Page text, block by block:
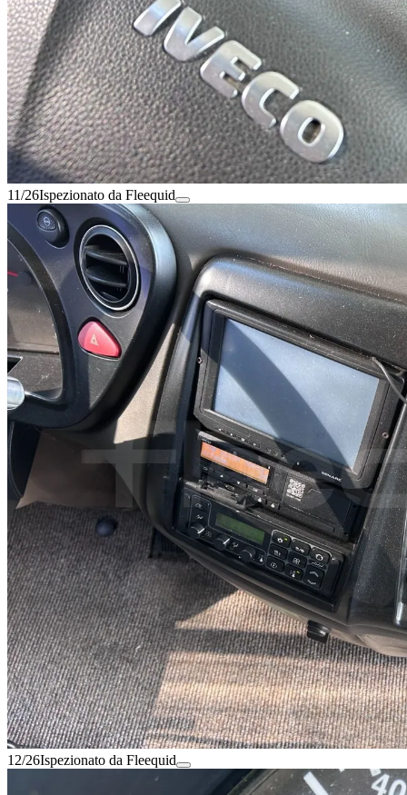
11/26Ispezionato da Fleequid
12/26Ispezionato da Fleequid